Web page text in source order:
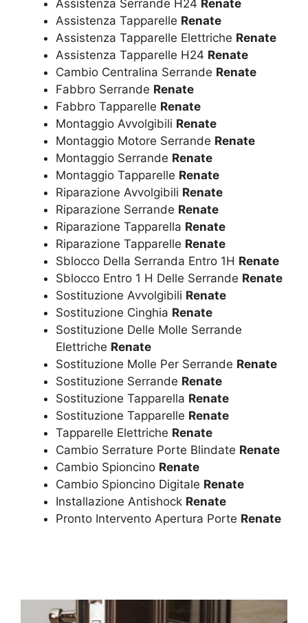
Assistenza Serrande H24 Renate
Assistenza Tapparelle Renate
Assistenza Tapparelle Elettriche Renate
Assistenza Tapparelle H24 Renate
Cambio Centralina Serrande Renate
Fabbro Serrande Renate
Fabbro Tapparelle Renate
Montaggio Avvolgibili Renate
Montaggio Motore Serrande Renate
Montaggio Serrande Renate
Montaggio Tapparelle Renate
Riparazione Avvolgibili Renate
Riparazione Serrande Renate
Riparazione Tapparella Renate
Riparazione Tapparelle Renate
Sblocco Della Serranda Entro 1H Renate
Sblocco Entro 1 H Delle Serrande Renate
Sostituzione Avvolgibili Renate
Sostituzione Cinghia Renate
Sostituzione Delle Molle Serrande
Elettriche Renate
Sostituzione Molle Per Serrande Renate
Sostituzione Serrande Renate
Sostituzione Tapparella Renate
Sostituzione Tapparelle Renate
Tapparelle Elettriche Renate
Cambio Serrature Porte Blindate Renate
Cambio Spioncino Renate
Cambio Spioncino Digitale Renate
Installazione Antishock Renate
Pronto Intervento Apertura Porte Renate